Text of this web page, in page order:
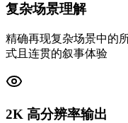
复杂场景理解
精确再现复杂场景中的
式且连贯的叙事体验
2K 高分辨率输出